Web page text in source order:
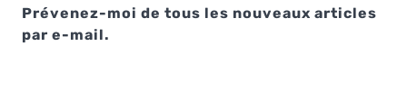
Prévenez-moi de tous les nouveaux articles
par e-mail.